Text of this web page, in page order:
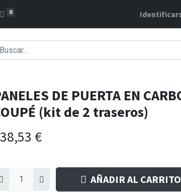
0
DE PUERTA EN
(kit de 2 traseros)
€
AÑADIR AL CARRITO